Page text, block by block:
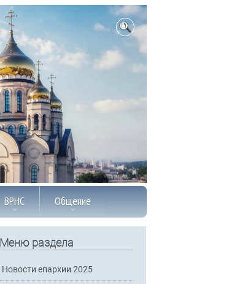
ВРНС Общение
Меню раздела
Новости епархии 2025